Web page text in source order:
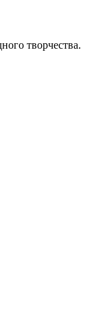
творчества.